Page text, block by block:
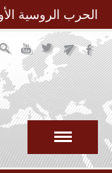
الحرب الروسية